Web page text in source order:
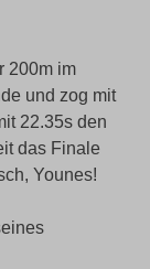
200m im
und zog mit
22.35s den
das Finale
Younes!